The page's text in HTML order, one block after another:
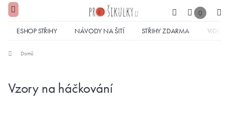
0
ESHOP STŘIHY NÁVODY NA ŠITÍ STŘIHY ZDARMA VIDEA
Domů
Vzory na háčkování